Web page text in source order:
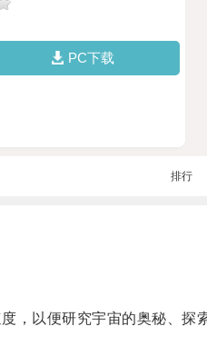
PC下载
排行
以便研究宇宙的奥秘、探